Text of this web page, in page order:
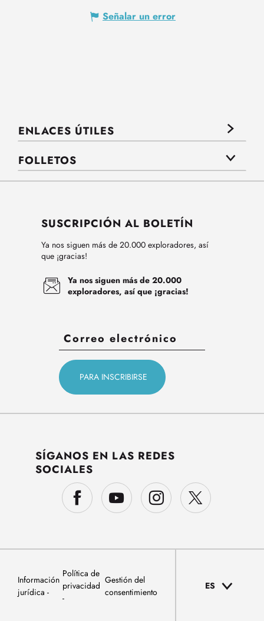
Señalar un error
ENLACES ÚTILES
FOLLETOS
SUSCRIPCIÓN AL BOLETÍN
Ya nos siguen más de 20.000 exploradores, así
que ¡gracias!
Ya nos siguen más de 20.000
exploradores, así que ¡gracias!
SÍGANOS EN LAS REDES
SOCIALES
Información
jurídica
Política de
privacidad
Gestión del
consentimiento
ES